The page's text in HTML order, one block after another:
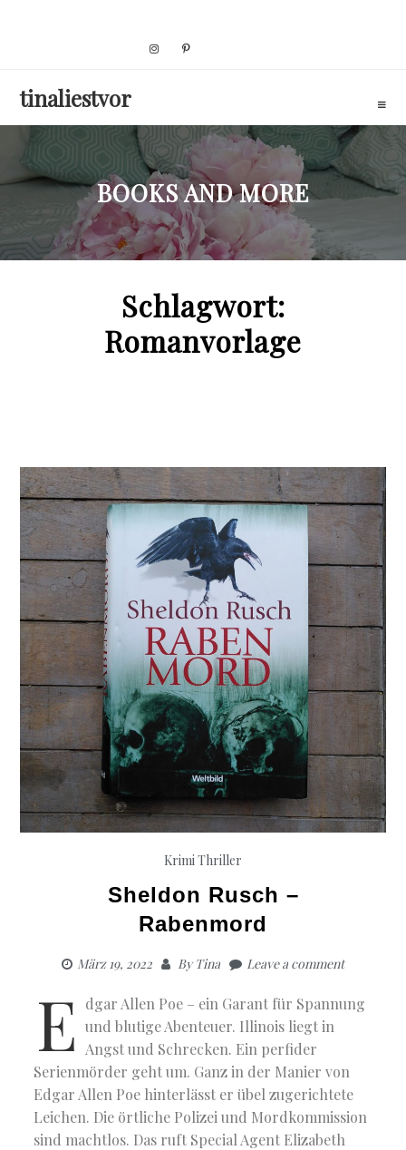
tinaliestvor
BOOKS AND MORE
Schlagwort:
Romanvorlage
KrimiThriller
Sheldon Rusch –
Rabenmord
März 19, 2022 ByTina Leave a comment
E
dgar Allen Poe – ein Garant für Spannung
und blutige Abenteuer. Illinois liegt in
Angst und Schrecken. Ein perfider
Serienmörder geht um. Ganz in der Manier von
Edgar Allen Poe hinterlässt er übel zugerichtete
Leichen. Die örtliche Polizei und Mordkommission
sind machtlos. Das ruft Special Agent Elizabeth